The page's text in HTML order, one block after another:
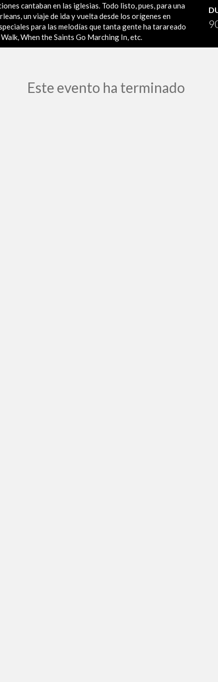
cantaban en las iglesias. Todo listo, pues, para una
un viaje de ida y vuelta desde los orígenes en
para las melodías que tanta gente ha tarareado
When the Saints Go Marching In, etc.
Este evento ha terminado